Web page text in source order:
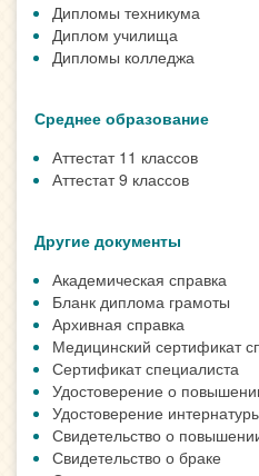
Дипломы техникума
Диплом училища
Дипломы колледжа
Среднее образование
Аттестат 11 классов
Аттестат 9 классов
Другие документы
Академическая справка
Бланк диплома грамоты
Архивная справка
Медицинский сертификат
Сертификат специалиста
Удостоверение о
Удостоверение
Свидетельство о
Свидетельство о браке